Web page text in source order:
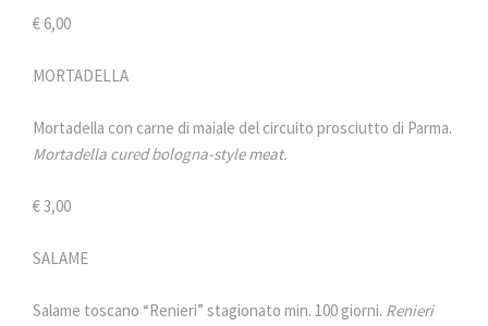
€ 6,00
MORTADELLA
Mortadella con carne di maiale del circuito prosciutto di Parma.
Mortadella cured bologna-style meat.
€ 3,00
SALAME
Salame toscano “Renieri” stagionato min. 100 giorni. Renieri